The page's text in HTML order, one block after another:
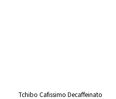
Tchibo Cafissimo Decaffeinato